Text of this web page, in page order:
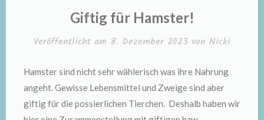
Giftig für Hamster!
Veröffentlicht am 8. Dezember 2023 von Nicki
Hamster sind nicht sehr wählerisch was ihre Nahrung
angeht. Gewisse Lebensmittel und Zweige sind aber
giftig für die possierlichen Tierchen. Deshalb haben wir